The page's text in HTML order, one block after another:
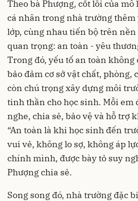
Theo bà Phượng, cốt lõi của
cá nhân trong nhà trường
lớp, cùng nhau tiến bộ trên
quan trọng: an toàn - yêu
Trong đó, yếu tố an toàn không
bảo đảm cơ sở vật chất, phòng,
còn chú trọng xây dựng môi
tinh thần cho học sinh. Mỗi em
nghe, chia sẻ, bảo vệ và hỗ trợ
“An toàn là khi học sinh đến
vui vẻ, không lo sợ, không áp
chính mình, được bày tỏ suy
Phượng chia sẻ.
Song song đó, nhà trường đặc